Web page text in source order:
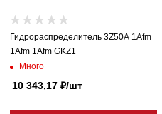
Гидрораспределитель 3Z50A 1Afm
1Afm 1Afm GKZ1
Много
10 343,17 ₽/шт